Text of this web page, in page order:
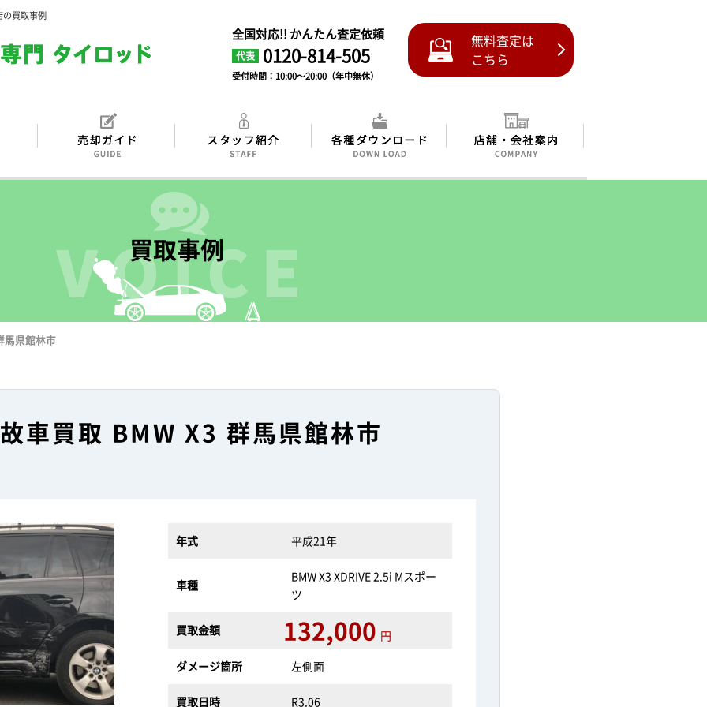
の買取事例
全国対応!! かんたん査定依頼
代表 0120-814-505
受付時間：10:00～20:00（年中無休）
無料査定は
こちら
買取事例
馬県館林市
車買取 BMW X3 群馬県館林市
年式 平成21年
車種
BMW X3 XDRIVE 2.5i Mスポー
ツ
買取金額 132,000 円
ダメージ箇所
左側面
買取日時 R3.06